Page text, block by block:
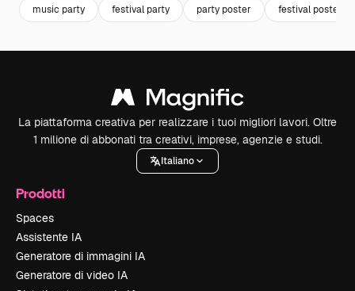
music party festival party party poster festival poster
La piattaforma creativa per realizzare i tuoi migliori lavori. Oltre
1 milione di abbonati tra creativi, imprese, agenzie e studi.
Italiano
Prodotti
Spaces
Assistente IA
Generatore di immagini IA
Generatore di video IA